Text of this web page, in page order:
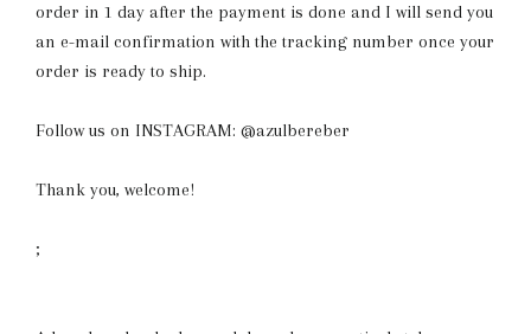
order in 1 day after the payment is done and I will send you
an e-mail confirmation with the tracking number once your
order is ready to ship.
Follow us on INSTAGRAM: @azulbereber
Thank you, welcome!
;